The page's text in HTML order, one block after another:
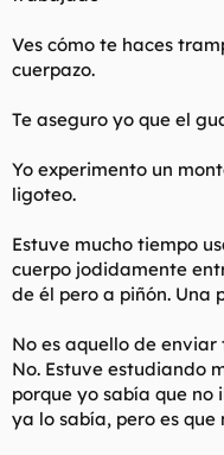
Ves cómo te haces
cuerpazo.
Te aseguro yo que el
Yo experimento un
ligoteo.
Estuve mucho tiempo
cuerpo jodidamente
de él pero a piñón. Una
No es aquello de
No. Estuve estudiando
porque yo sabía que no
ya lo sabía, pero es que